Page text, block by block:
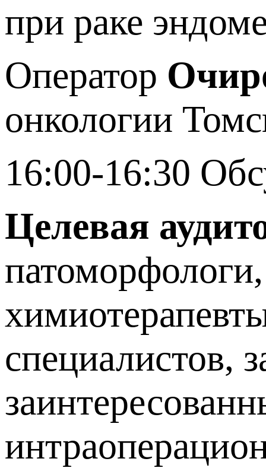
при раке
Оператор
онкологии
16:00-16:30
Целевая
специалистов,